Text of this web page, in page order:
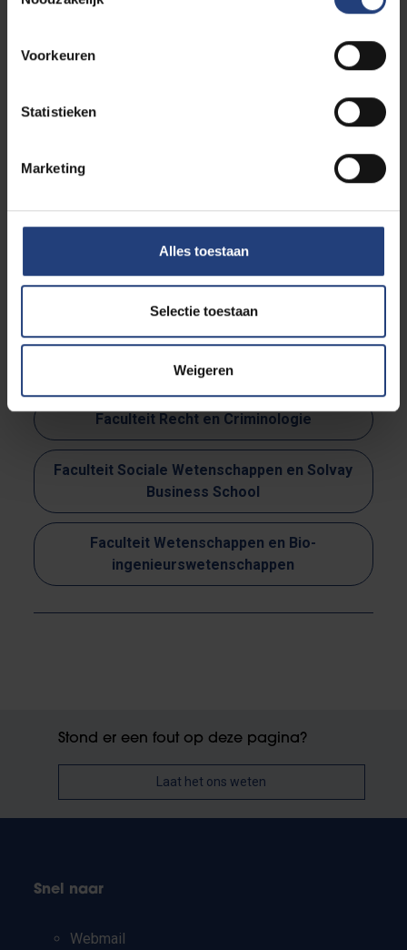
Voorkeuren
Statistieken
Marketing
Alles toestaan
Selectie toestaan
Weigeren
Faculteit Geneeskunde en Farmacie
Faculteit Ingenieurswetenschappen
Faculteit Letteren en Wijsbegeerte
Faculteit Lichamelijke Opvoeding en
Faculteit Psychologie en
Educatiewetenschappen
Faculteit Recht en Criminologie
Faculteit Sociale Wetenschappen en Solvay
Business School
Faculteit Wetenschappen en Bio-
ingenieurswetenschappen
Stond er een fout op deze pagina?
Laat het ons weten
Snel naar
Webmail